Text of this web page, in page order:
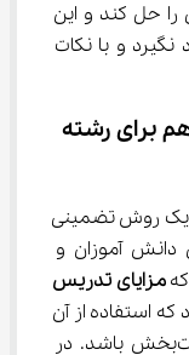
درسی را حل کند و این
یاد نگیرد و با نکات
برای رشته
در انتخاب یک روش تضمینی
آموزان و
مزایای تدریس
که استفاده از آن
برای دانش آموزان بسیار راه‌گشا و نجات‌بخش باشد. در